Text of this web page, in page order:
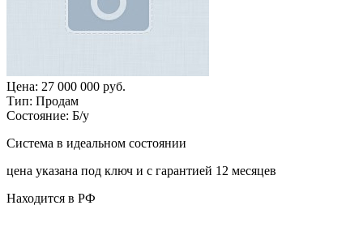
Цена: 27 000 000 руб.
Тип: Продам
Состояние: Б/у
Система в идеальном состоянии
цена указана под ключ и с гарантией 12 месяцев
Находится в РФ